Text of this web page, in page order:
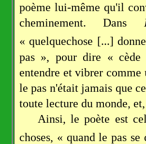
poème lui-même qu'il
cheminement. Dans
« quelquechose [...]
pas », pour dire «
entendre et vibrer
le pas n'était jamais que
toute lecture du monde,
Ainsi, le poète est
choses, « quand le pas se